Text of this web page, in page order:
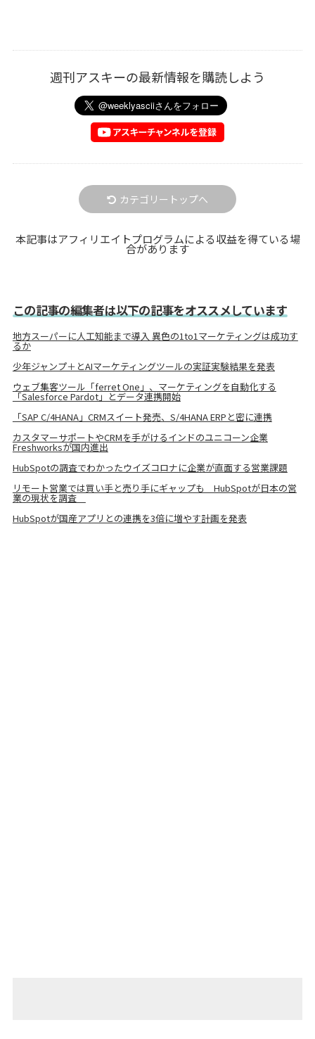
週刊アスキーの最新情報を購読しよう
カテゴリートップへ
本記事はアフィリエイトプログラムによる収益を得ている場
合があります
この記事の編集者は以下の記事をオススメしています
地方スーパーに人工知能まで導入 異色の1to1マーケティングは成功す
るか
少年ジャンプ＋とAIマーケティングツールの実証実験結果を発表
ウェブ集客ツール「ferret One」、マーケティングを自動化する
「Salesforce Pardot」とデータ連携開始
「SAP C/4HANA」CRMスイート発売、S/4HANA ERPと密に連携
カスタマーサポートやCRMを手がけるインドのユニコーン企業
Freshworksが国内進出
HubSpotの調査でわかったウイズコロナに企業が直面する営業課題
リモート営業では買い手と売り手にギャップも HubSpotが日本の営
業の現状を調査
HubSpotが国産アプリとの連携を3倍に増やす計画を発表